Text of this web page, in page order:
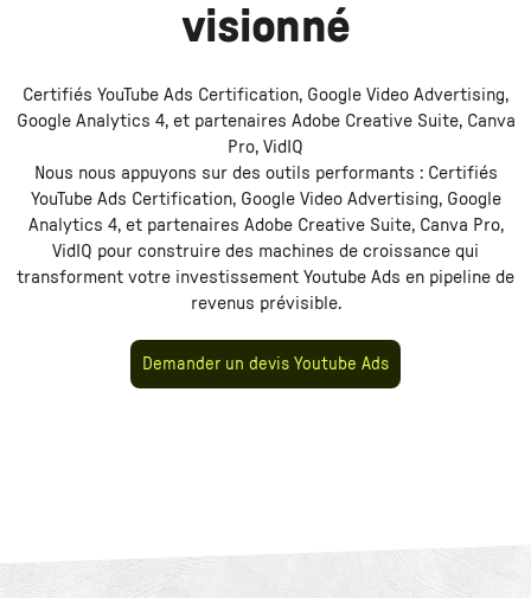
visionné
Certifiés YouTube Ads Certification, Google Video Advertising,
Google Analytics 4, et partenaires Adobe Creative Suite, Canva
Pro, VidIQ
Nous nous appuyons sur des outils performants : Certifiés
YouTube Ads Certification, Google Video Advertising, Google
Analytics 4, et partenaires Adobe Creative Suite, Canva Pro,
VidIQ pour construire des machines de croissance qui
transforment votre investissement Youtube Ads en pipeline de
revenus prévisible.
Demander un devis Youtube Ads